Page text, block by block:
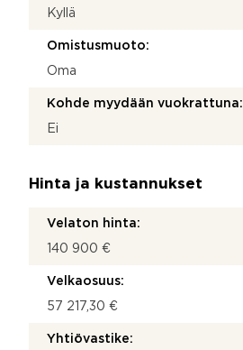
Kyllä
Omistusmuoto:
Oma
Kohde myydään vuokrattuna:
Ei
Hinta ja kustannukset
Velaton hinta:
140 900 €
Velkaosuus:
57 217,30 €
Yhtiövastike: